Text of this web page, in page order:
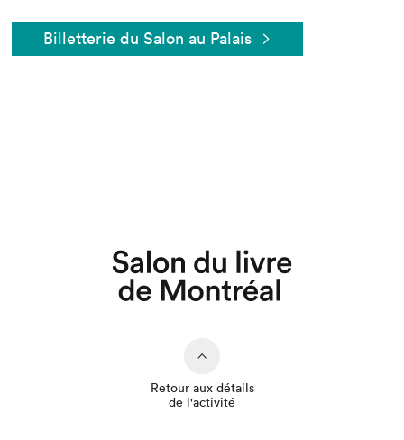
Billetterie du Salon au Palais
Retour aux détails
de l'activité